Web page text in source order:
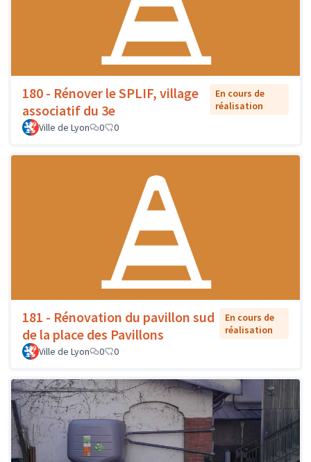
180 - Rénover le SPLIF, village
associatif du 3e
En cours de
réalisation
Ville de Lyon
0 0
181 - Rénovation du pavillon sud
de la place des Pavillons
En cours de
réalisation
Ville de Lyon
0 0